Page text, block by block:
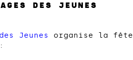
DES JEUNES
Jeunes
organise la fête